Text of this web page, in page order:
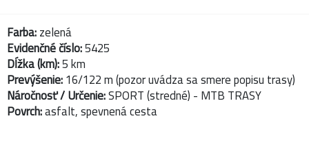
Farba:zelená
Evidenčné číslo:5425
Dĺžka (km):5 km
Prevýšenie:16/122 m (pozor uvádza sa smere popisu trasy)
Náročnosť / Určenie:SPORT (stredné) - MTB TRASY
Povrch:asfalt, spevnená cesta